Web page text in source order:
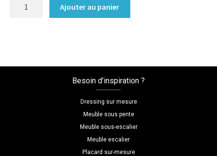
Ajouter au panier
Besoin d’inspiration ?
Dressing sur mesure
Meuble sous pente
Meuble sous-escalier
Meuble escalier
Placard sur-mesure